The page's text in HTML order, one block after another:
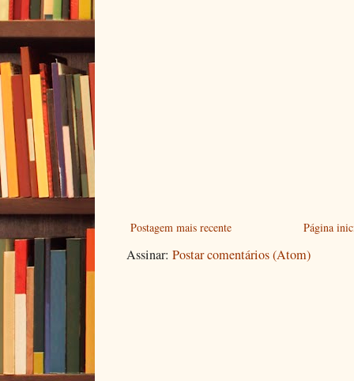
Postagem mais recente Página
Assinar: Postar comentários (Atom)